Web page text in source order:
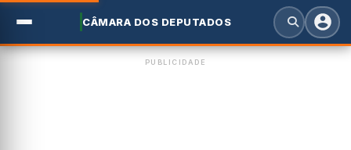
CÂMARA DOS DEPUTADOS
PUBLICIDADE